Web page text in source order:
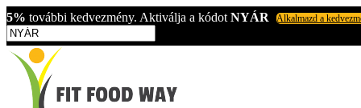
5% további kedvezmény. Aktiválja a kódot NYÁR Alkalmazd a